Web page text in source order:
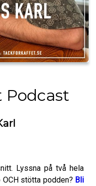
Podcast
Lyssna på två hela
stötta podden? Bli